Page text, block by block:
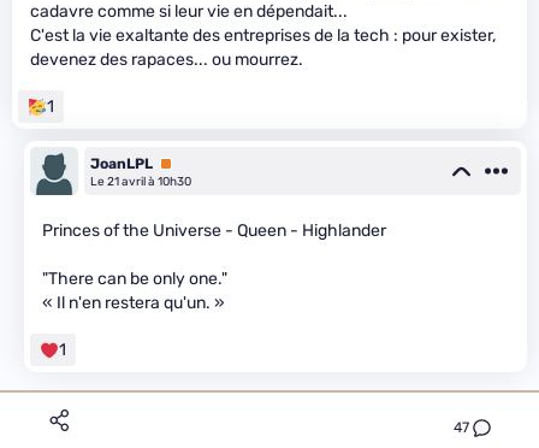
47
cadavre comme si leur vie en dépendait...
C'est la vie exaltante des entreprises de la tech : pour exister,
devenez des rapaces... ou mourrez.
1
JoanLPL Premium
Le 21 avril à 10h30
Princes of the Universe - Queen - Highlander
"There can be only one."
« Il n'en restera qu'un. »
1